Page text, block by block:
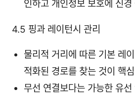
인하고 개인정보 보호에 신경
4.5 핑과 레이턴시 관리
물리적 거리에 따른 기본 레
적화된 경로를 찾는 것이 핵
무선 연결보다는 가능한 유선